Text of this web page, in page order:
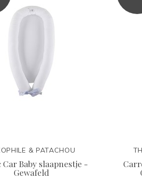
& PATACHOU
Car Baby slaapnestje -
Gewafeld